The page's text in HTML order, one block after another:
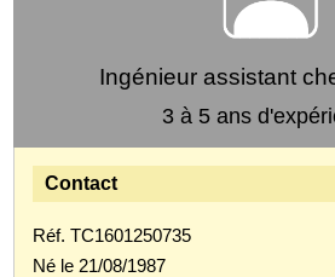
Ingénieur assistant
3 à 5 ans
Contact
Réf. TC1601250735
Né le 21/08/1987